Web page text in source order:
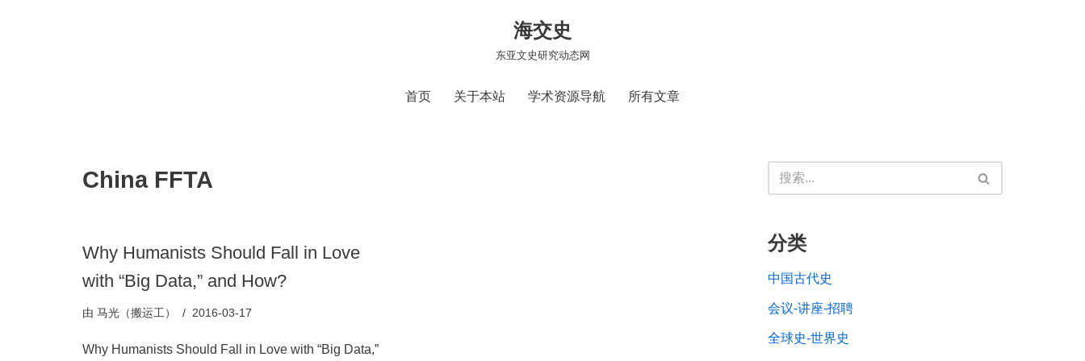
海交史
东亚文史研究动态网
首页 关于本站 学术资源导航 所有文章
China FFTA
Why Humanists Should Fall in Love
with “Big Data,” and How?
由 马光（搬运工） 2016-03-17
Why Humanists Should Fall in Love with “Big Data,”
分类
中国古代史
会议-讲座-招聘
全球史-世界史